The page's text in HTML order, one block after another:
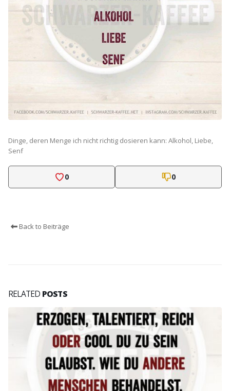
Dinge, deren Menge ich nicht richtig dosieren kann: Alkohol, Liebe,
Senf
0 0
Back to Beiträge
RELATED POSTS